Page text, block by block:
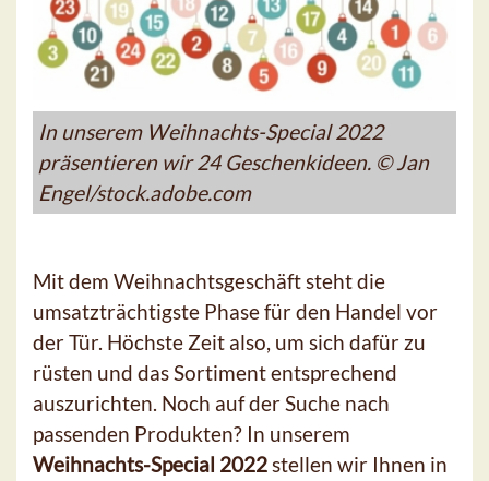
In unserem Weihnachts-Special 2022
präsentieren wir 24 Geschenkideen. © Jan
Engel/stock.adobe.com
Mit dem Weihnachtsgeschäft steht die
umsatzträchtigste Phase für den Handel vor
der Tür. Höchste Zeit also, um sich dafür zu
rüsten und das Sortiment entsprechend
auszurichten. Noch auf der Suche nach
passenden Produkten? In unserem
Weihnachts-Special 2022stellen wir Ihnen in